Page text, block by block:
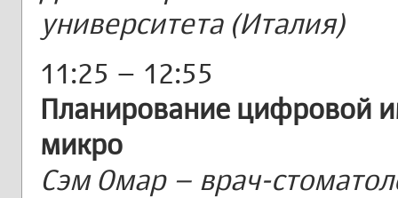
университета (Италия)
11:25 – 12:55
Планирование цифровой
микро
Сэм Омар – врач-